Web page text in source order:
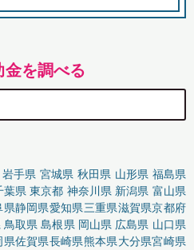
を調べる
岩手県 宮城県 秋田県 山形県 福島県
葉県 東京都 神奈川県 新潟県 富山県
県静岡県愛知県三重県滋賀県京都府
鳥取県 島根県 岡山県 広島県 山口県
県佐賀県長崎県熊本県大分県宮崎県